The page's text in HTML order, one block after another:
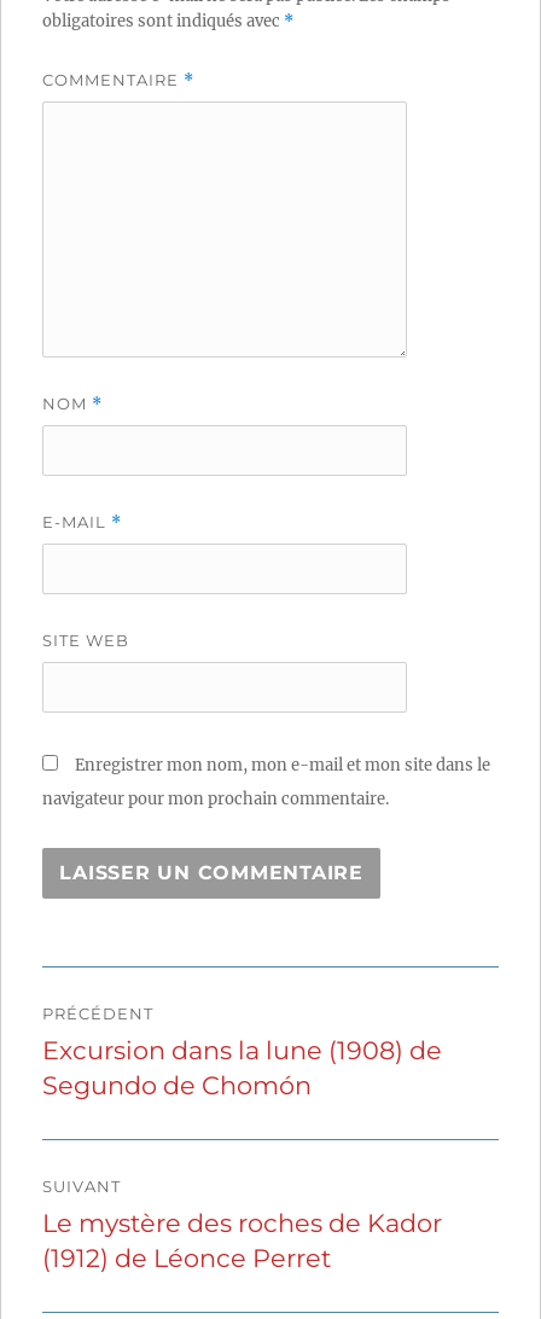
obligatoires sont indiqués avec *
COMMENTAIRE *
NOM *
E-MAIL *
SITE WEB
Enregistrer mon nom, mon e-mail et mon site dans le
navigateur pour mon prochain commentaire.
de
l’article
PRÉCÉDENT
Publication
précédente :
Excursion dans la lune (1908) de
Segundo de Chomón
SUIVANT
Publication
suivante :
Le mystère des roches de Kador
(1912) de Léonce Perret